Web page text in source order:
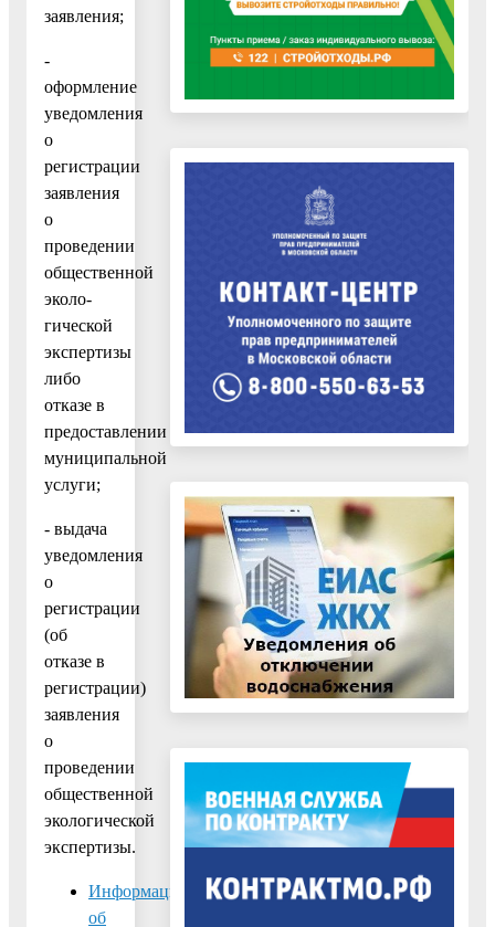
заявления;
-
оформление
уведомления
о
регистрации
заявления
о
проведении
общественной
эколо­
гической
экспертизы
либо
отказе в
предоставлении
муниципальной
услуги;
- выдача
уведомления
о
регистрации
(об
отказе в
регистрации)
заявления
о
проведении
общественной
экологической
экспертизы.
Информация
об